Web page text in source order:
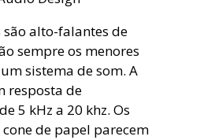
são alto-falantes de
sempre os menores
sistema de som. A
resposta de
5 kHz a 20 khz. Os
de papel parecem